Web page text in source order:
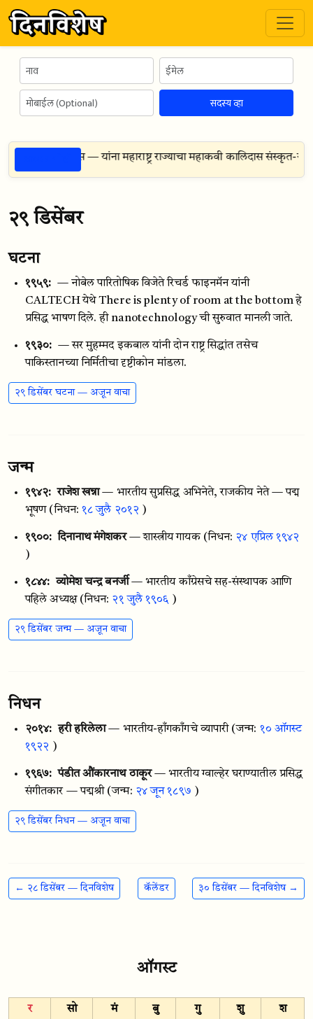
सदस्य व्हा
मोरेश्वर घैसास — यांना महाराष्ट्र राज्याचा महाकवी कालिदास संस्कृत-
२९ डिसेंबर
घटना
१९५९: — नोबेल पारितोषिक विजेते रिचर्ड फाइनमॅन यांनी
CALTECH येथे There is plenty of room at the bottom हे
प्रसिद्ध भाषण दिले. ही nanotechnology ची सुरुवात मानली जाते.
१९३०: — सर मुहम्मद इकबाल यांनी दोन राष्ट्र सिद्धांत तसेच
पाकिस्तानच्या निर्मितीचा दृष्टीकोन मांडला.
२९ डिसेंबर घटना — अजून वाचा
जन्म
१९४२: राजेश खन्ना — भारतीय सुप्रसिद्ध अभिनेते, राजकीय नेते — पद्म
भूषण (निधन:१८ जुलै २०१२ )
१९००: दिनानाथ मंगेशकर — शास्त्रीय गायक (निधन: २४ एप्रिल १९४२
)
१८४४: व्योमेश चन्‍द्र बनर्जी — भारतीय कॉंग्रेसचे सह-संस्थापक आणि
पहिले अध्यक्ष (निधन: २१ जुलै १९०६ )
२९ डिसेंबर जन्म — अजून वाचा
निधन
२०१४: हरी हरिलेला — भारतीय-हाँगकाँगचे व्यापारी (जन्म: १० ऑगस्ट
१९२२ )
१९६७: पंडीत औंकारनाथ ठाकूर — भारतीय ग्वाल्हेर घराण्यातील प्रसिद्ध
संगीतकार — पद्मश्री (जन्म: २४ जून १८९७ )
२९ डिसेंबर निधन — अजून वाचा
← २८ डिसेंबर — दिनविशेष कॅलेंडर ३० डिसेंबर — दिनविशेष →
ऑगस्ट
र सो मं बु गु शु श